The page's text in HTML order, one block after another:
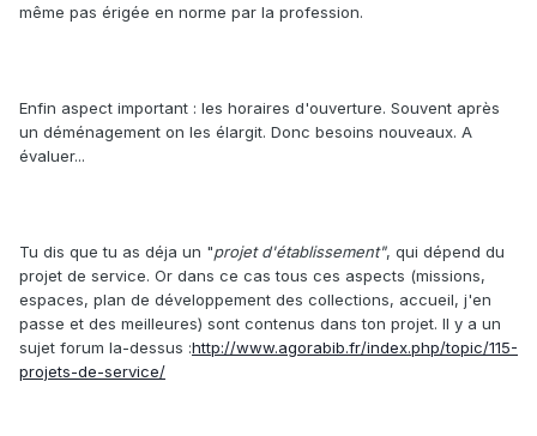
même pas érigée en norme par la profession.
Enfin aspect important : les horaires d'ouverture. Souvent après
un déménagement on les élargit. Donc besoins nouveaux. A
évaluer...
Tu dis que tu as déja un "projet d'établissement", qui dépend du
projet de service. Or dans ce cas tous ces aspects (missions,
espaces, plan de développement des collections, accueil, j'en
passe et des meilleures) sont contenus dans ton projet. Il y a un
sujet forum la-dessus :http://www.agorabib.fr/index.php/topic/115-
projets-de-service/